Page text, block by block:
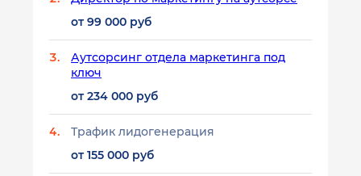
от 99 000 руб
Аутсорсинг отдела маркетинга под
ключ
от 234 000 руб
Трафик лидогенерация
от 155 000 руб